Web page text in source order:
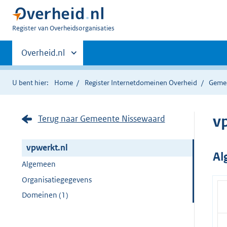
U
Register van Overheidsorganisaties
Primaire
navigatie
Andere
sites
binnen
Overheid.nl
U bent hier: Home Register Internetdomeinen Overheid
Terug naar Gemeente Nissewaard
vpwerkt.nl
Algemeen
Organisatiegegevens
Domeinen (1)